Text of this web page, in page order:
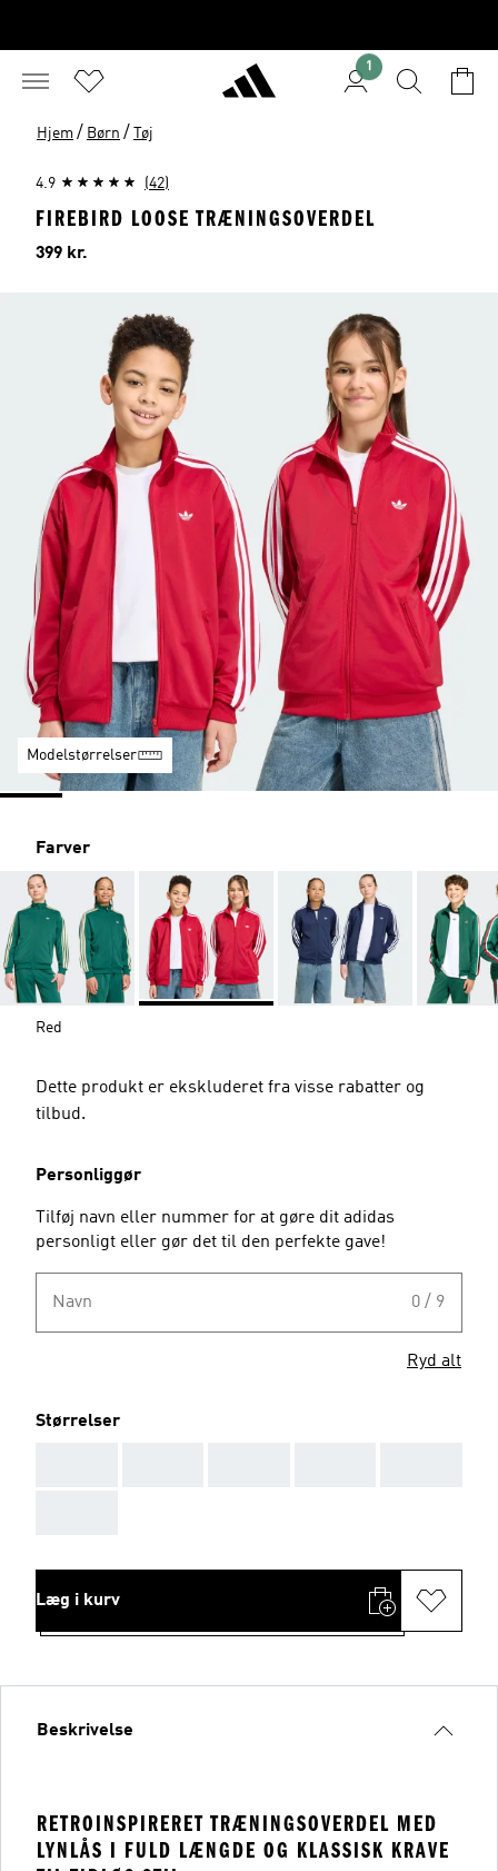
1
Hjem / Børn / Tøj
4.9 (42)
FIREBIRD LOOSE TRÆNINGSOVERDEL
Pris
399 kr.
Modelstørrelser
Farver
Red
Dette produkt er ekskluderet fra visse rabatter og
tilbud.
Personliggør
Tilføj navn eller nummer for at gøre dit adidas
personligt eller gør det til den perfekte gave!
Navn 0 / 9
Ryd alt
Størrelser
Læg i kurv
Beskrivelse
RETROINSPIRERET TRÆNINGSOVERDEL MED
LYNLÅS I FULD LÆNGDE OG KLASSISK KRAVE